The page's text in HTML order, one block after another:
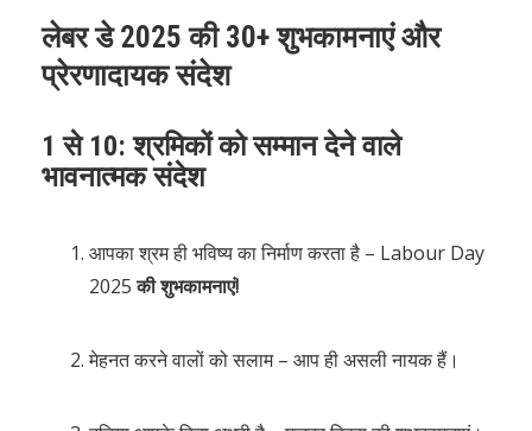
लेबर डे 2025 की 30+ शुभकामनाएं और
प्रेरणादायक संदेश
1 से 10: श्रमिकों को सम्मान देने वाले
भावनात्मक संदेश
आपका श्रम ही भविष्य का निर्माण करता है – Labour Day
2025की शुभकामनाएं!
मेहनत करने वालों को सलाम – आप ही असली नायक हैं।